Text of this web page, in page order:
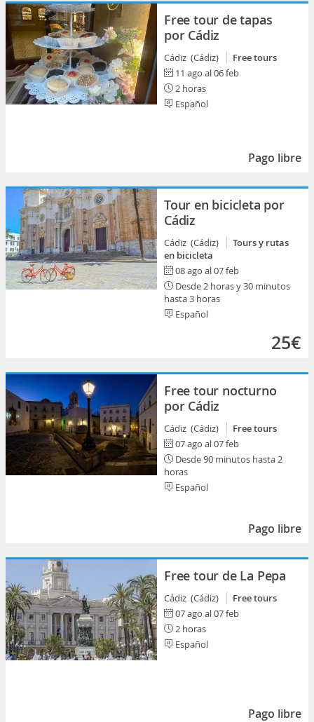
Free tour de tapas
por Cádiz
Cádiz (Cádiz)
Free tours
11 ago al 06 feb
2 horas
Español
Pago libre
Tour en bicicleta por
Cádiz
Cádiz (Cádiz)
Tours y rutas
en bicicleta
08 ago al 07 feb
Desde 2 horas y 30 minutos
hasta 3 horas
Español
25€
Free tour nocturno
por Cádiz
Cádiz (Cádiz)
Free tours
07 ago al 07 feb
Desde 90 minutos hasta 2
horas
Español
Pago libre
Free tour de La Pepa
Cádiz (Cádiz)
Free tours
07 ago al 07 feb
2 horas
Español
Pago libre